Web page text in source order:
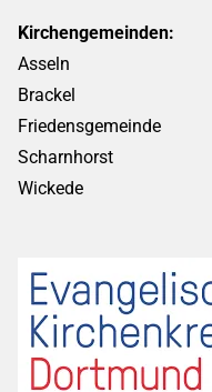
Kirchengemeinden:
Asseln
Brackel
Friedensgemeinde
Scharnhorst
Wickede